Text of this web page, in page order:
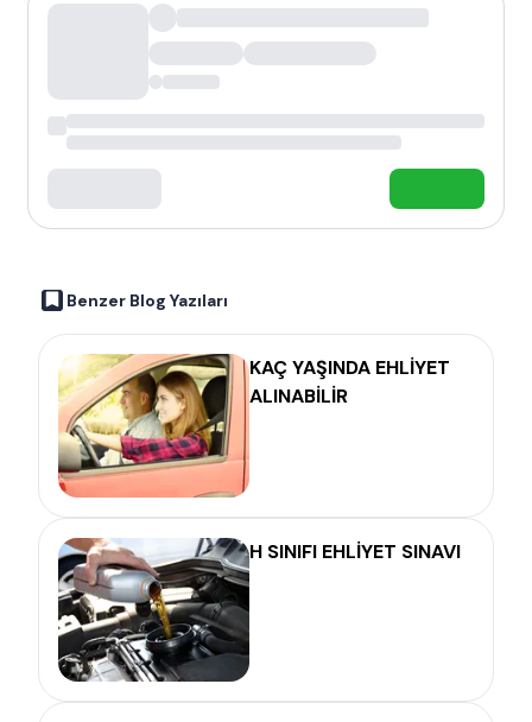
Benzer Blog Yazıları
KAÇ YAŞINDA EHLİYET
ALINABİLİR
H SINIFI EHLİYET SINAVI